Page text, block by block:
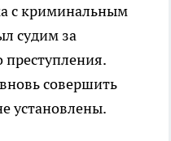
с криминальным
судим за
преступления.
совершить
установлены.